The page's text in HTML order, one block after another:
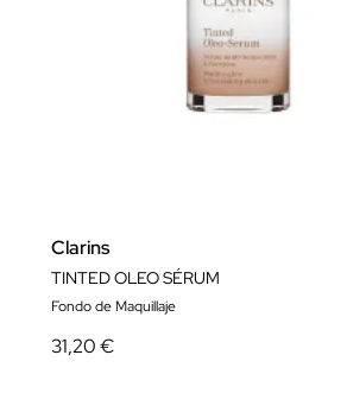
Clarins
TINTED OLEO SÉRUM
Fondo de Maquillaje
31,20 €